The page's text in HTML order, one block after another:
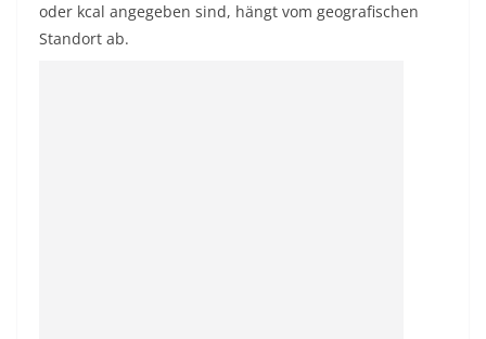
oder kcal angegeben sind, hängt vom geografischen
Standort ab.